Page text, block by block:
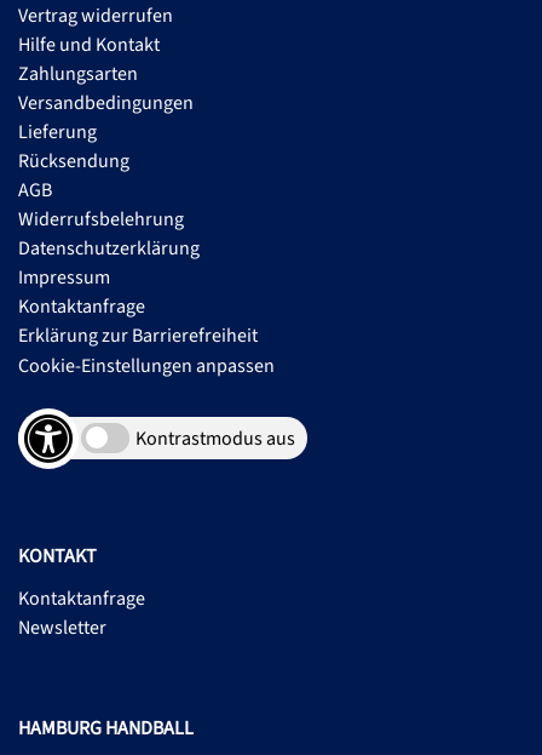
Vertrag widerrufen
Hilfe und Kontakt
Zahlungsarten
Versandbedingungen
Lieferung
Rücksendung
AGB
Widerrufsbelehrung
Datenschutzerklärung
Impressum
Kontaktanfrage
Erklärung zur Barrierefreiheit
Cookie-Einstellungen anpassen
Kontrastmodus aus
KONTAKT
Kontaktanfrage
Newsletter
HAMBURG HANDBALL